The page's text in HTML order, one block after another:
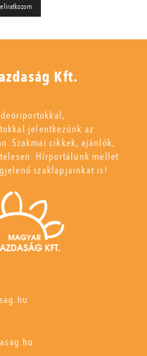
Kft.
jelentkezünk az
Szakmai cikkek, ajánlók,
Hírportálunk mellet
szaklapjainkat is!